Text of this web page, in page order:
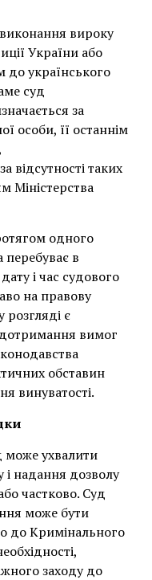
вироку
України або
до українського
суд
за
особи, її останнім
відсутності таких
Міністерства
одного
перебуває в
і час судового
на правову
є
вимог
обставин
винуватості.
може ухвалити
надання дозволу
частково. Суд
може бути
до Кримінального
заходу до